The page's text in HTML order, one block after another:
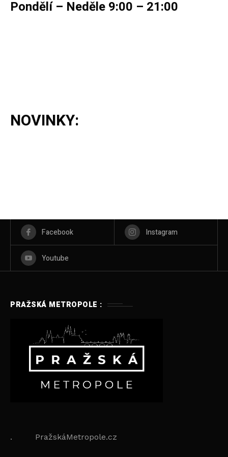
Pondělí – Neděle 9:00 – 21:00
NOVINKY:
Facebook Instagram
Youtube
PRAŽSKÁ METROPOLE :
. PražskáMetropole.cz